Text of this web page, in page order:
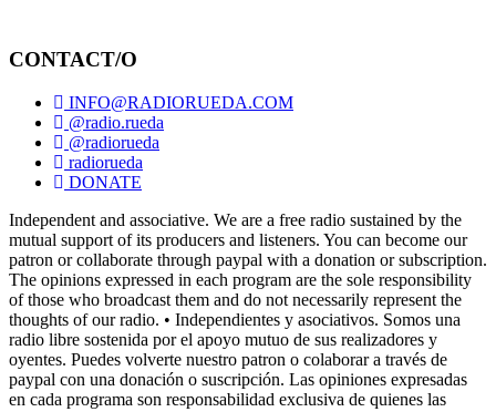
CONTACT/O
INFO@RADIORUEDA.COM
@radio.rueda
@radiorueda
radiorueda
DONATE
Independent and associative. We are a free radio sustained by the
mutual support of its producers and listeners. You can become our
patron or collaborate through paypal with a donation or subscription.
The opinions expressed in each program are the sole responsibility
of those who broadcast them and do not necessarily represent the
thoughts of our radio. • Independientes y asociativos. Somos una
radio libre sostenida por el apoyo mutuo de sus realizadores y
oyentes. Puedes volverte nuestro patron o colaborar a través de
paypal con una donación o suscripción. Las opiniones expresadas
en cada programa son responsabilidad exclusiva de quienes las